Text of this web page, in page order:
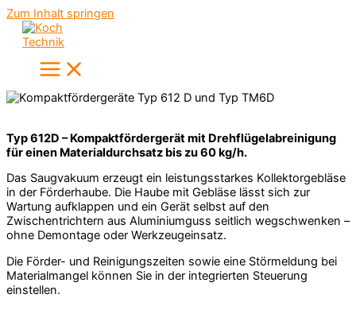
Zum Inhalt springen
Typ 612D – Kompaktfördergerät mit Drehflügelabreinigung
für einen Materialdurchsatz bis zu 60 kg/h.
Das Saugvakuum erzeugt ein leistungsstarkes Kollektorgebläse
in der Förderhaube. Die Haube mit Gebläse lässt sich zur
Wartung aufklappen und ein Gerät selbst auf den
Zwischentrichtern aus Aluminiumguss seitlich wegschwenken –
ohne Demontage oder Werkzeugeinsatz.
Die Förder- und Reinigungszeiten sowie eine Störmeldung bei
Materialmangel können Sie in der integrierten Steuerung
einstellen.